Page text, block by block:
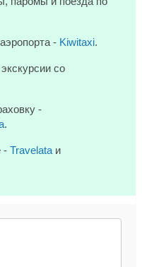
- Kiwitaxi.
со
-
.
- Travelataи